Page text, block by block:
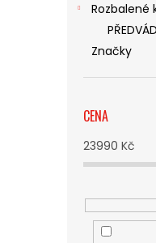
Rozbalené
Značky
CENA
23990 Kč